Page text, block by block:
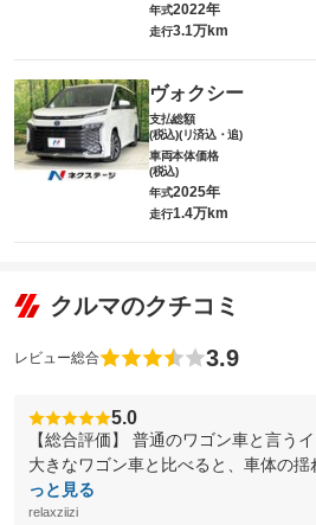
年式2022年
走行3.1万km
ヴォクシー
支払総額
(税込)(リ済込・追)
車両本体価格
(税込)
年式2025年
走行1.4万km
クルマのクチコミ
レビュー総合 3.9
5.0
【総合評価】 普通のワゴン車と言う
大きなワゴン車と比べると、車体の揺
っと見る
relaxziizi